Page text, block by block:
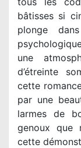
bâtisses si
plonge
une
d’étreinte
cette
par une
larmes de
genoux que
cette